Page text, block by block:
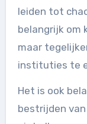
leiden tot
belangrijk om
maar
instituties te
Het is ook
bestrijden